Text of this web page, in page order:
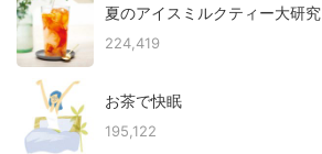
夏のアイスミルクティー大研究
224,419
お茶で快眠
195,122